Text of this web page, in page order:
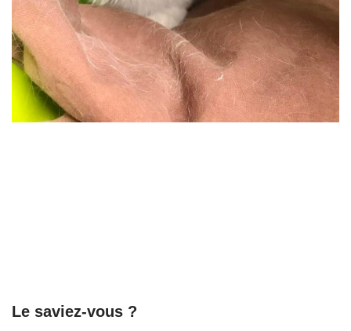
Le saviez-vous ?